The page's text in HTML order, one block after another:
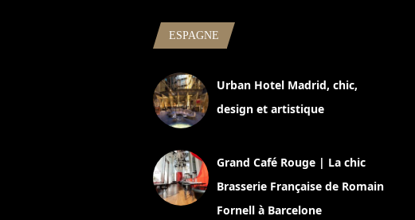
ESPAGNE
Urban Hotel Madrid, chic,
design et artistique
Grand Café Rouge | La chic
Brasserie Française de Romain
Fornell à Barcelone